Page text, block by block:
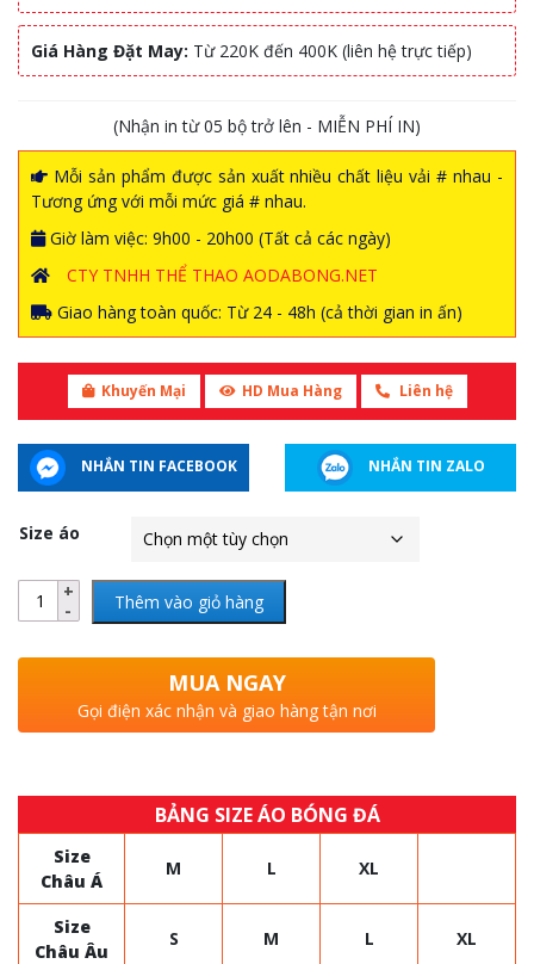
Giá Hàng Đặt May: Từ 220K đến 400K (liên hệ trực tiếp)
(Nhận in từ 05 bộ trở lên - MIỄN PHÍ IN)
Mỗi sản phẩm được sản xuất nhiều chất liệu vải # nhau -
Tương ứng với mỗi mức giá # nhau.
Giờ làm việc: 9h00 - 20h00 (Tất cả các ngày)
CTY TNHH THỂ THAO AODABONG.NET
Giao hàng toàn quốc: Từ 24 - 48h (cả thời gian in ấn)
Khuyến Mại HD Mua Hàng Liên hệ
NHẮN TIN FACEBOOK NHẮN TIN ZALO
Size áo
Thêm vào giỏ hàng
MUA NGAY
Gọi điện xác nhận và giao hàng tận nơi
BẢNG SIZE ÁO BÓNG ĐÁ
Size
Châu Á
M L XL
Size
Châu Âu
S M L XL